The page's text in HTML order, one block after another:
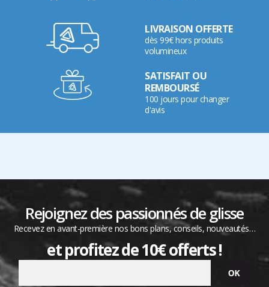
LIVRAISON OFFERTE
dès 99€ hors produits
volumineux
SATISFAIT OU
REMBOURSÉ
100 jours pour changer
d'avis
Rejoignez des passionnés de glisse
Recevez en avant-première nos bons plans, conseils, nouveautés…
et profitez de 10€ offerts !